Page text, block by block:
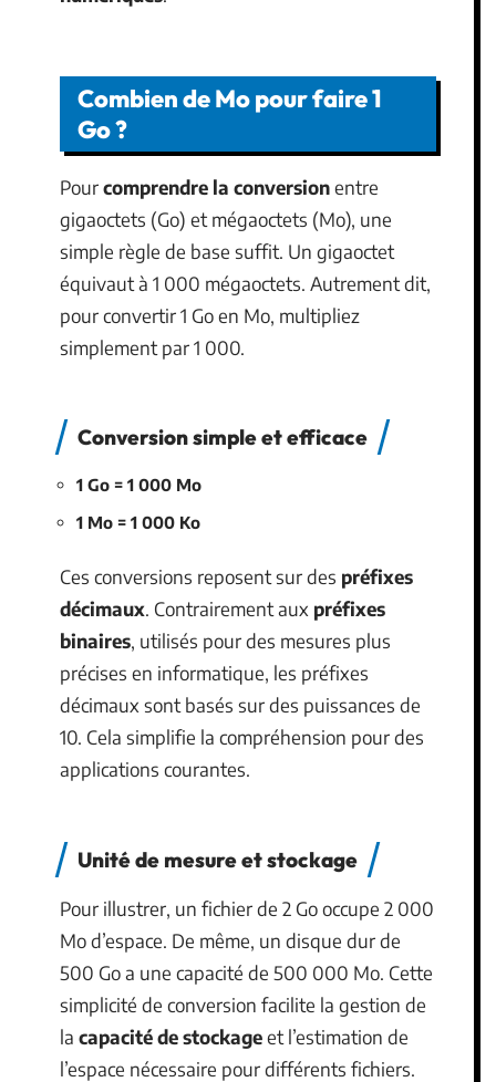
Combien de Mo pour faire 1
Go ?
Pourcomprendre la conversionentre
gigaoctets (Go) et mégaoctets (Mo), une
simple règle de base suffit. Un gigaoctet
équivaut à 1 000 mégaoctets. Autrement dit,
pour convertir 1 Go en Mo, multipliez
simplement par 1 000.
Conversion simple et efficace
1 Go = 1 000 Mo
1 Mo = 1 000 Ko
Ces conversions reposent sur des préfixes
décimaux. Contrairement aux préfixes
binaires, utilisés pour des mesures plus
précises en informatique, les préfixes
décimaux sont basés sur des puissances de
10. Cela simplifie la compréhension pour des
applications courantes.
Unité de mesure et stockage
Pour illustrer, un fichier de 2 Go occupe 2 000
Mo d’espace. De même, un disque dur de
500 Go a une capacité de 500 000 Mo. Cette
simplicité de conversion facilite la gestion de
la capacité de stockageet l’estimation de
l’espace nécessaire pour différents fichiers.